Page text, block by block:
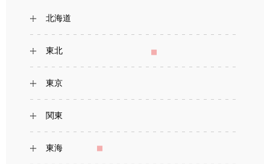
北海道
東北
東京
関東
東海